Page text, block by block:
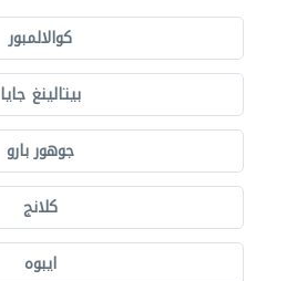
كوالالمبور
بيتالينغ جايا
جوهور بارو
كلانج
ايبوه